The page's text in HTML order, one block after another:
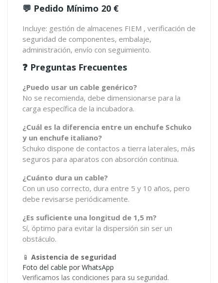
💬 Pedido Mínimo 20 €
Incluye: gestión de almacenes FIEM , verificación de
seguridad de componentes, embalaje,
administración, envío con seguimiento.
❓ Preguntas Frecuentes
¿Puedo usar un cable genérico?
No se recomienda, debe dimensionarse para la
carga específica de la incubadora.
¿Cuál es la diferencia entre un enchufe Schuko
y un enchufe italiano?
Schuko dispone de contactos a tierra laterales, más
seguros para aparatos con absorción continua.
¿Cuánto dura un cable?
Con un uso correcto, dura entre 5 y 10 años, pero
debe revisarse periódicamente.
¿Es suficiente una longitud de 1,5 m?
Sí, óptimo para evitar la dispersión sin ser un
obstáculo.
📱 Asistencia de seguridad
Foto del cable por WhatsApp
Verificamos las condiciones para su seguridad.